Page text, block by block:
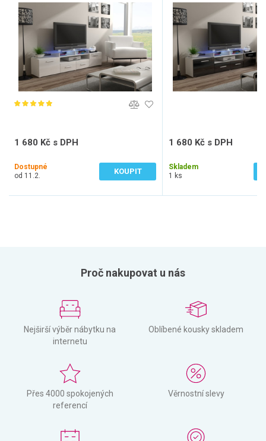
1 680 Kč s DPH
Dostupné
od 11.2.
KOUPIT
1 680 Kč s DPH
Skladem
1 ks
Proč nakupovat u nás
Nejširší výběr nábytku na
internetu
Oblíbené kousky skladem
Přes 4000 spokojených
referencí
Věrnostní slevy